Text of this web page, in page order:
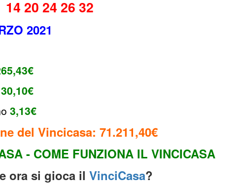
14 20 24 26 32
2021
€
30,10€
3,13€
del Vincicasa: 71.211,40€
- COME FUNZIONA IL VINCICASA
ora si gioca il VinciCasa?